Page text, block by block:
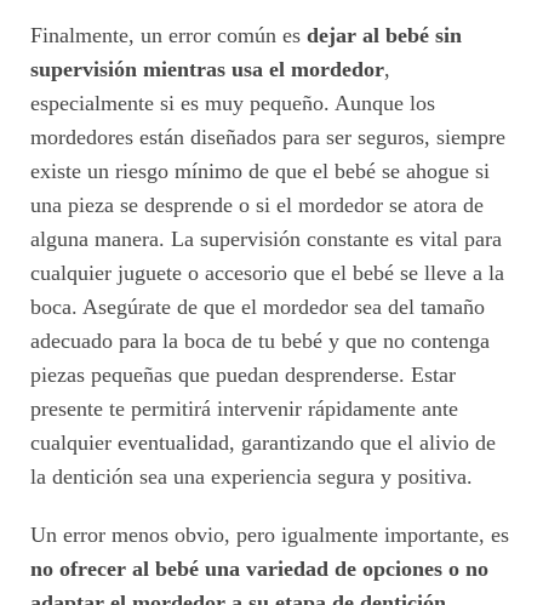
Finalmente, un error común es dejar al bebé sin
supervisión mientras usa el mordedor,
especialmente si es muy pequeño. Aunque los
mordedores están diseñados para ser seguros, siempre
existe un riesgo mínimo de que el bebé se ahogue si
una pieza se desprende o si el mordedor se atora de
alguna manera. La supervisión constante es vital para
cualquier juguete o accesorio que el bebé se lleve a la
boca. Asegúrate de que el mordedor sea del tamaño
adecuado para la boca de tu bebé y que no contenga
piezas pequeñas que puedan desprenderse. Estar
presente te permitirá intervenir rápidamente ante
cualquier eventualidad, garantizando que el alivio de
la dentición sea una experiencia segura y positiva.
Un error menos obvio, pero igualmente importante, es
no ofrecer al bebé una variedad de opciones o no